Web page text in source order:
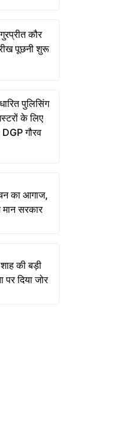
कौर
पूछनी शुरू
पुलिसिंग
के लिए
DGP गौरव
का आगाज,
मान सरकार
की बड़ी
दिया जोर